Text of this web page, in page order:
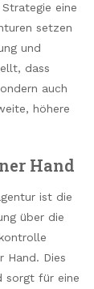
eine
setzen
und
dass
auch
höhere
Hand
ist die
über die
Hand. Dies
sorgt für eine